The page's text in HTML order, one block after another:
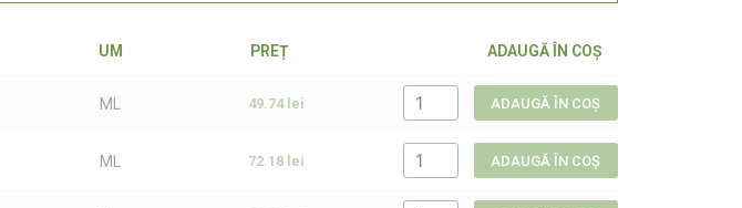
UM PREȚ ADAUGĂ ÎN COŞ
ML 49.74 lei ADAUGĂ ÎN COȘ
ML 72.18 lei ADAUGĂ ÎN COȘ